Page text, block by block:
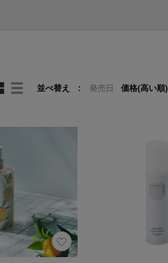
並べ替え 発売日 価格(高い順)